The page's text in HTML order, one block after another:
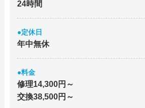
24時間
●定休日
年中無休
●料金
修理14,300円～
交換38,500円～